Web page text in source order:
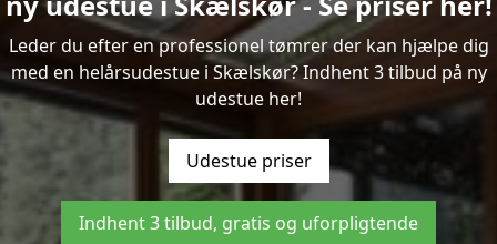
Leder du efter en professionel tømrer der kan hjælpe dig
med en helårsudestue i Skælskør? Indhent 3 tilbud på ny
udestue her!
Udestue priser
Indhent 3 tilbud, gratis og uforpligtende